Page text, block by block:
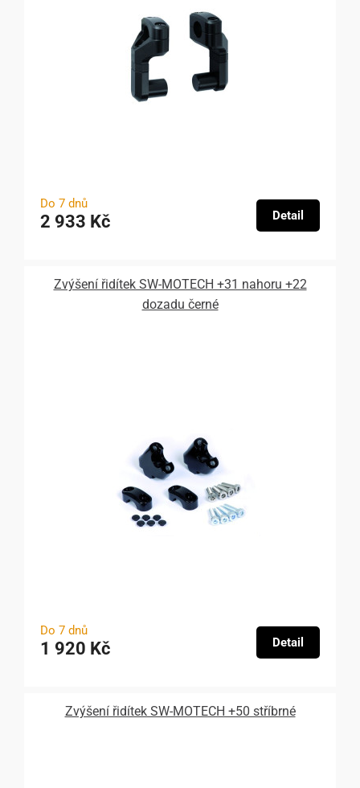
Do 7 dnů
2 933 Kč Detail
Zvýšení řidítek SW-MOTECH +31 nahoru +22
dozadu černé
Do 7 dnů
1 920 Kč Detail
Zvýšení řidítek SW-MOTECH +50 stříbrné